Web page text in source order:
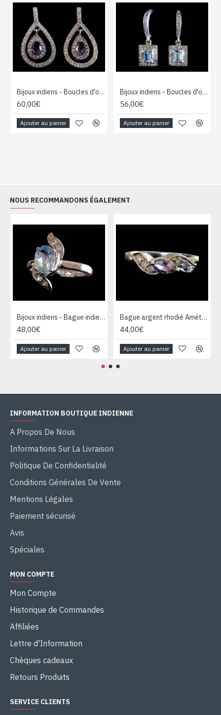
Bijoux indiens - Boucles d'oreilles indiennes rhodiées Améthyste
60,00€
Ajouter au panier
Bijoux indiens - Boucles d'oreilles indiennes rhodiées Topaze
56,00€
Ajouter au panier
NOUS RECOMMANDONS ÉGALEMENT
Bijoux indiens - Bague indienne rhodiée Topaze
48,00€
Ajouter au panier
Bague argent rhodié Améthyste naturelle
44,00€
Ajouter au panier
INFORMATION BOUTIQUE INDIENNE
A Propos De Nous
Informations Sur La Livraison
Politique De Confidentialité
Conditions Générales De Vente
Mentions Légales
Paiement sécurisé
Avis
Spéciales
MON COMPTE
Mon Compte
Historique de Commandes
Affiliées
Lettre d'Information
Chèques cadeaux
Retours Produits
SERVICE CLIENTS